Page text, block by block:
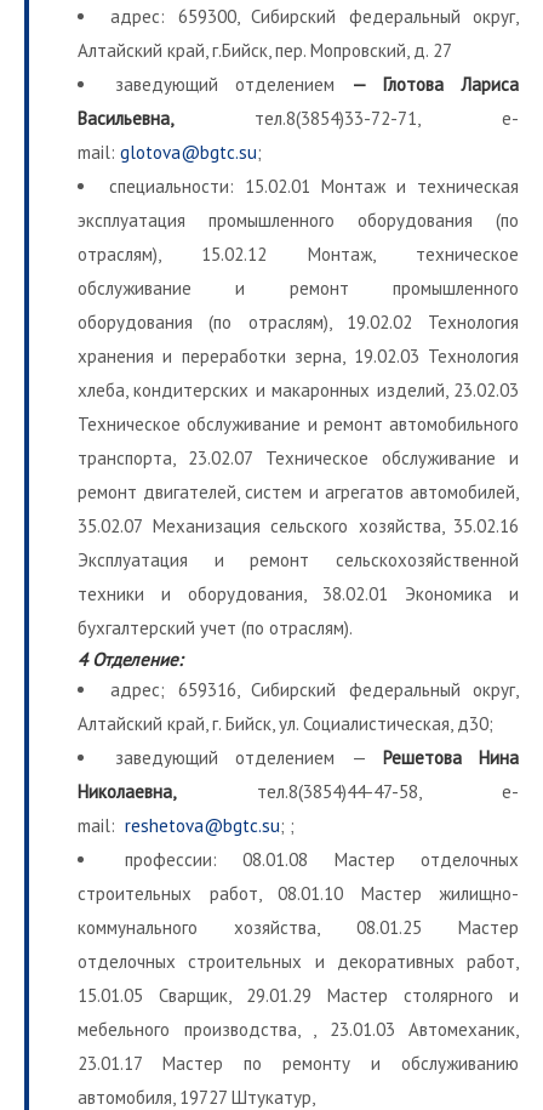
адрес: 659300, Сибирский федеральный округ,
Алтайский край, г.Бийск, пер. Мопровский, д. 27
заведующий отделением — Глотова Лариса
Васильевна, тел.8(3854)33-72-71, e-
mail: glotova@bgtc.su;
специальности: 15.02.01 Монтаж и техническая
эксплуатация промышленного оборудования (по
отраслям), 15.02.12 Монтаж, техническое
обслуживание и ремонт промышленного
оборудования (по отраслям), 19.02.02 Технология
хранения и переработки зерна, 19.02.03 Технология
хлеба, кондитерских и макаронных изделий, 23.02.03
Техническое обслуживание и ремонт автомобильного
транспорта, 23.02.07 Техническое обслуживание и
ремонт двигателей, систем и агрегатов автомобилей,
35.02.07 Механизация сельского хозяйства, 35.02.16
Эксплуатация и ремонт сельскохозяйственной
техники и оборудования, 38.02.01 Экономика и
бухгалтерский учет (по отраслям).
4 Отделение:
адрес; 659316, Сибирский федеральный округ,
Алтайский край, г. Бийск, ул. Социалистическая, д30;
заведующий отделением — Решетова Нина
Николаевна, тел.8(3854)44-47-58, e-
mail: reshetova@bgtc.su; ;
профессии: 08.01.08 Мастер отделочных
строительных работ, 08.01.10 Мастер жилищно-
коммунального хозяйства, 08.01.25 Мастер
отделочных строительных и декоративных работ,
15.01.05 Сварщик, 29.01.29 Мастер столярного и
мебельного производства, , 23.01.03 Автомеханик,
23.01.17 Мастер по ремонту и обслуживанию
автомобиля, 19727 Штукатур,